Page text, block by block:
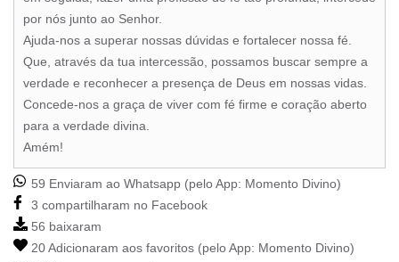
por nós junto ao Senhor.
Ajuda-nos a superar nossas dúvidas e fortalecer nossa fé.
Que, através da tua intercessão, possamos buscar sempre a
verdade e reconhecer a presença de Deus em nossas vidas.
Concede-nos a graça de viver com fé firme e coração aberto
para a verdade divina.
Amém!
59 Enviaram ao Whatsapp (pelo App: Momento Divino)
3 compartilharam no Facebook
56 baixaram
20 Adicionaram aos favoritos (pelo App: Momento Divino)